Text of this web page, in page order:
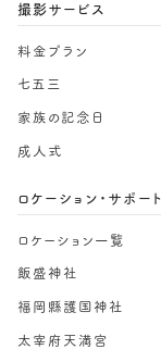
撮影サービス
料金プラン
七五三
家族の記念日
成人式
ロケーション・サポート
ロケーション一覧
飯盛神社
福岡縣護国神社
太宰府天満宮